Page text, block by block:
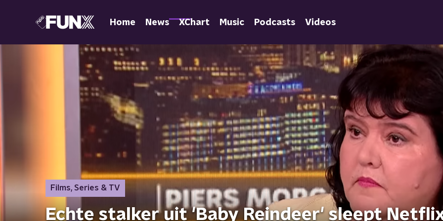
Home News XChart Music Podcasts Videos
Films, Series & TV
Echte stalker uit 'Baby Reindeer' sleept